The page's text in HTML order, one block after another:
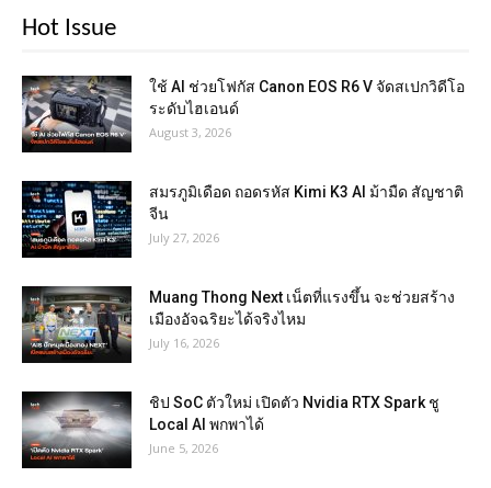
Hot Issue
ใช้ AI ช่วยโฟกัส Canon EOS R6 V จัดสเปกวิดีโอ
ระดับไฮเอนด์
August 3, 2026
สมรภูมิเดือด ถอดรหัส Kimi K3 AI ม้ามืด สัญชาติ
จีน
July 27, 2026
Muang Thong Next เน็ตที่แรงขึ้น จะช่วยสร้าง
เมืองอัจฉริยะได้จริงไหม
July 16, 2026
ชิป SoC ตัวใหม่ เปิดตัว Nvidia RTX Spark ชู
Local AI พกพาได้
June 5, 2026